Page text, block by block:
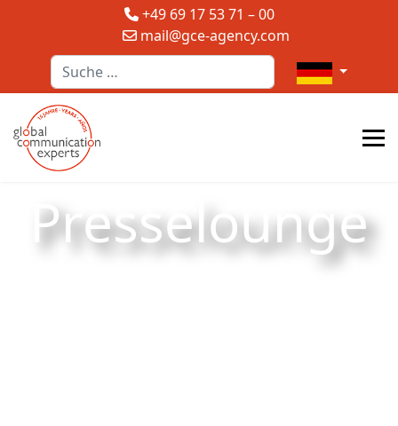
+49 69 17 53 71 – 00
mail@gce-agency.com
Suchen
Sprache
Presselounge